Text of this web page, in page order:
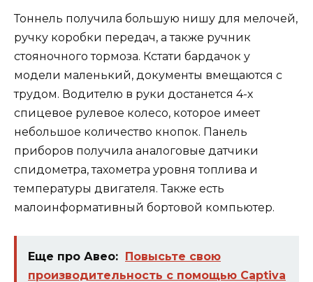
Тоннель получила большую нишу для мелочей,
ручку коробки передач, а также ручник
стояночного тормоза. Кстати бардачок у
модели маленький, документы вмещаются с
трудом. Водителю в руки достанется 4-х
спицевое рулевое колесо, которое имеет
небольшое количество кнопок. Панель
приборов получила аналоговые датчики
спидометра, тахометра уровня топлива и
температуры двигателя. Также есть
малоинформативный бортовой компьютер.
Еще про Авео:
Повысьте свою
производительность с помощью Captiva